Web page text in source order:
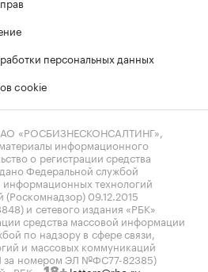
персональных данных
cookie
«РОСБИЗНЕСКОНСАЛТИНГ»,
информационного
о регистрации средства
Федеральной службой
информационных технологий
09.12.2015
и сетевого издания «РБК»
средства массовой информации
по надзору в сфере связи,
и массовых коммуникаций
за номером ЭЛ №ФС77-82385)